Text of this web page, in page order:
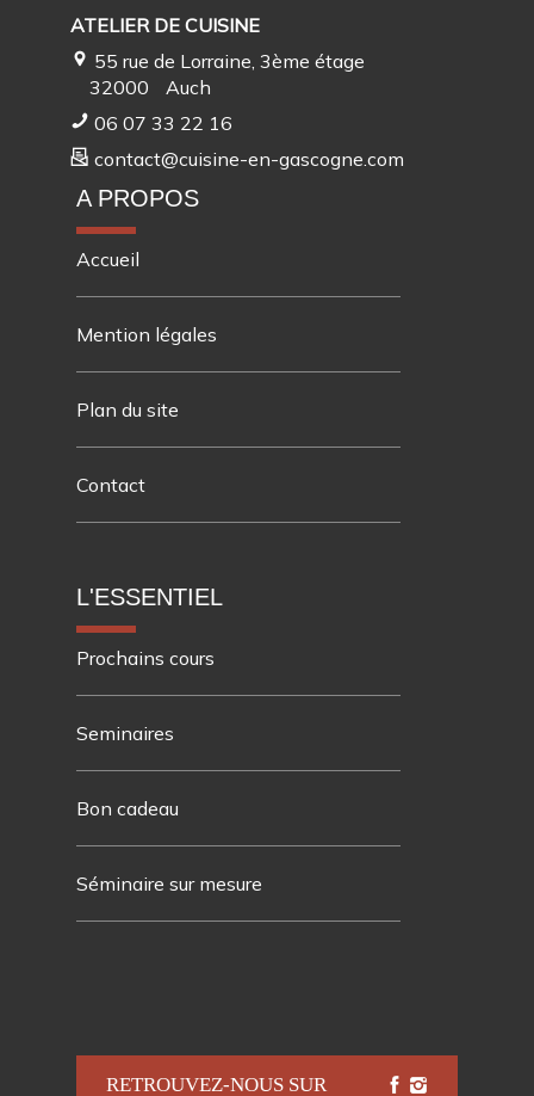
ATELIER DE CUISINE
55 rue de Lorraine, 3ème étage
32000
Auch
06 07 33 22 16
contact@cuisine-en-gascogne.com
A PROPOS
Accueil
Mention légales
Plan du site
Contact
L'ESSENTIEL
Prochains cours
Seminaires
Bon cadeau
Séminaire sur mesure
RETROUVEZ-NOUS SUR